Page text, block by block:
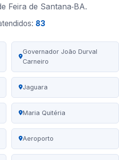
Feira de Santana‑BA.
83
Governador João Durval
Carneiro
Jaguara
Maria Quitéria
Aeroporto